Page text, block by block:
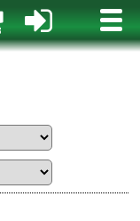
MENIU